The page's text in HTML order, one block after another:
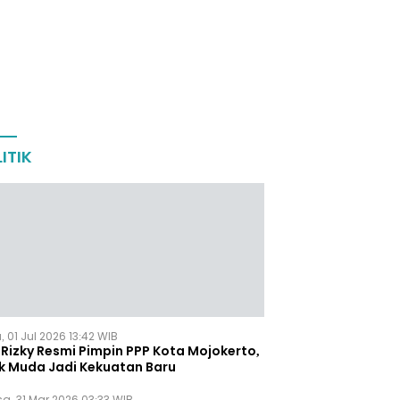
01 Jul 2026 13:42 WIB
Resmi Pimpin PPP Kota Mojokerto,
Muda Jadi Kekuatan Baru